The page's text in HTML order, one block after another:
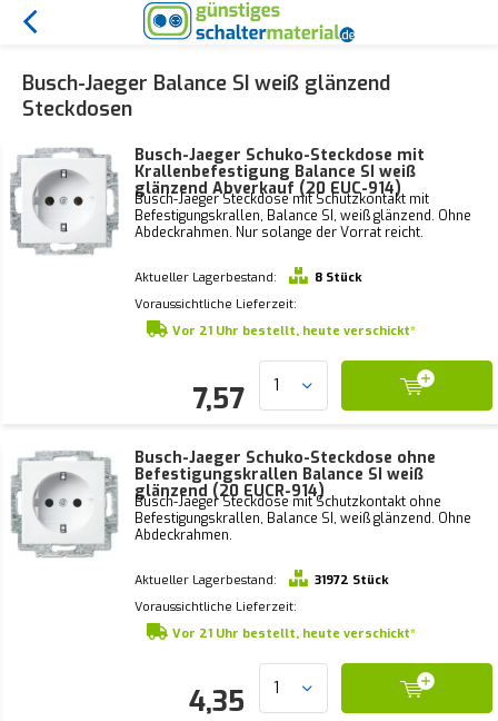
Busch-Jaeger Balance SI weiß glänzend
Steckdosen
Busch-Jaeger Schuko-Steckdose mit
Krallenbefestigung Balance SI weiß
glänzend Abverkauf (20 EUC-914)
Busch-Jaeger Steckdose mit Schutzkontakt mit
Befestigungskrallen, Balance SI, weiß glänzend. Ohne
Abdeckrahmen. Nur solange der Vorrat reicht.
Aktueller Lagerbestand:
8 Stück
Voraussichtliche Lieferzeit:
Vor 21 Uhr bestellt, heute verschickt*
7,57
Busch-Jaeger Schuko-Steckdose ohne
Befestigungskrallen Balance SI weiß
glänzend (20 EUCR-914)
Busch-Jaeger Steckdose mit Schutzkontakt ohne
Befestigungskrallen, Balance SI, weiß glänzend. Ohne
Abdeckrahmen.
Aktueller Lagerbestand:
31972 Stück
Voraussichtliche Lieferzeit:
Vor 21 Uhr bestellt, heute verschickt*
4,35